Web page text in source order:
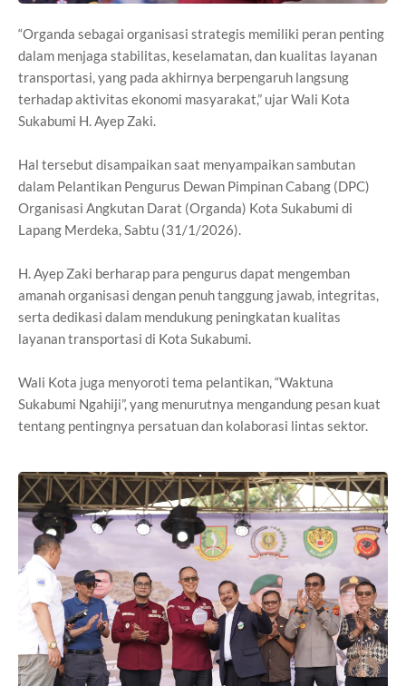
“Organda sebagai organisasi strategis memiliki peran penting
dalam menjaga stabilitas, keselamatan, dan kualitas layanan
transportasi, yang pada akhirnya berpengaruh langsung
terhadap aktivitas ekonomi masyarakat,” ujar Wali Kota
Sukabumi H. Ayep Zaki.
Hal tersebut disampaikan saat menyampaikan sambutan
dalam Pelantikan Pengurus Dewan Pimpinan Cabang (DPC)
Organisasi Angkutan Darat (Organda) Kota Sukabumi di
Lapang Merdeka, Sabtu (31/1/2026).
H. Ayep Zaki berharap para pengurus dapat mengemban
amanah organisasi dengan penuh tanggung jawab, integritas,
serta dedikasi dalam mendukung peningkatan kualitas
layanan transportasi di Kota Sukabumi.
Wali Kota juga menyoroti tema pelantikan, “Waktuna
Sukabumi Ngahiji”, yang menurutnya mengandung pesan kuat
tentang pentingnya persatuan dan kolaborasi lintas sektor.